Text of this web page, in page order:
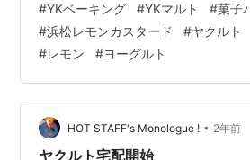
援施設にお手伝いいただき「働きが
出、関わるみんながハッピーになる
レモンピールとのこと。 It is nice to
good and contribute to ethical
食べて、エシカ…
#YKベーキング #YKマルト #菓子
#浜松レモンカスタード #ヤクルト
#レモン #ヨーグルト
HOT STAFF's Monologue ! • 2年前
ヤクルト宅配開始